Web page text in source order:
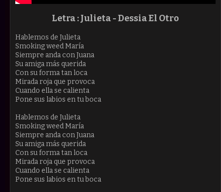
Letra : Julieta - Dessia El Otro
Hablemos de Julieta
Smoking weed María
Siempre anda con Juana
Su amiga más querida
Con su forma tan loca
Mirada roja que provoca
Cuando ella se calienta
Pone sus labios en tu boca
Hablemos de Julieta
Smoking weed María
Siempre anda con Juana
Su amiga más querida
Con su forma tan loca
Mirada roja que provoca
Cuando ella se calienta
Pone sus labios en tu boca